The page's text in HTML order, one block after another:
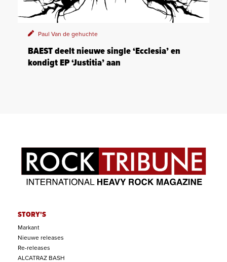
Paul Van de gehuchte
BAEST deelt nieuwe single ‘Ecclesia’ en
kondigt EP ‘Justitia’ aan
STORY'S
Markant
Nieuwe releases
Re-releases
ALCATRAZ BASH